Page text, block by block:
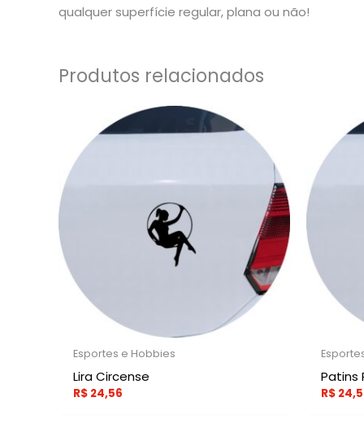
qualquer superfície regular, plana ou não!
Produtos relacionados
Esportes e Hobbies
Lira Circense
R$ 24,56
Patins
R$